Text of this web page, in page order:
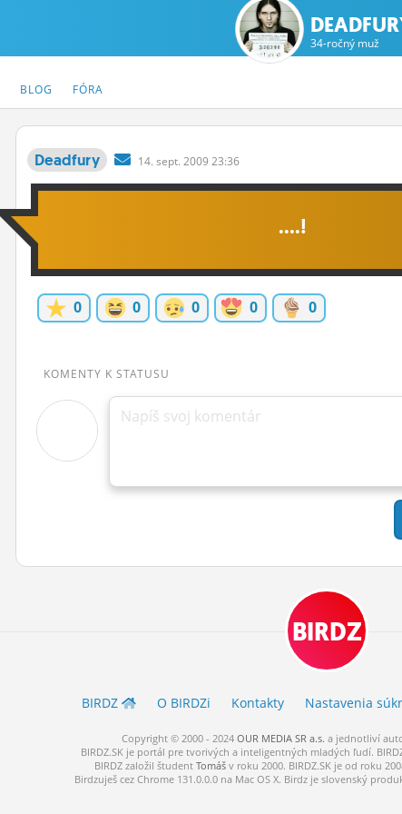
34-ročný muž
BLOG FÓRA
Deadfury 14.sept. 2009 23:36
....!
0 0 0 0 0
KOMENTY K STATUSU
Napíš svoj komentár
BIRDZ
BIRDZ O BIRDZi Kontakty Nastavenia
Copyright © 2000 - 2024 OUR MEDIA SR a.s. a jednotliví
BIRDZ.SK je portál pre tvorivých a inteligentných mladých ľudí.
BIRDZ založil študent Tomáš v roku 2000. BIRDZ.SK je od roku
Birdzuješ cez Chrome 131.0.0.0 na Mac OS X. Birdz je slovenský